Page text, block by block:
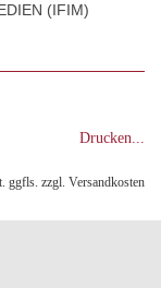
(IFIM)
Drucken...
zzgl. Versandkosten